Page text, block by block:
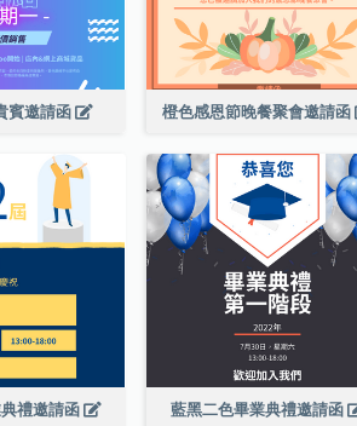
賓邀請函 橙色感恩節晚餐聚會邀請函
禮邀請函 藍黑二色畢業典禮邀請函